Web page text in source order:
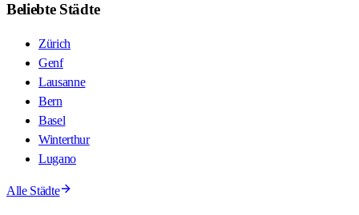
Beliebte Städte
Zürich
Genf
Lausanne
Bern
Basel
Winterthur
Lugano
Alle Städte